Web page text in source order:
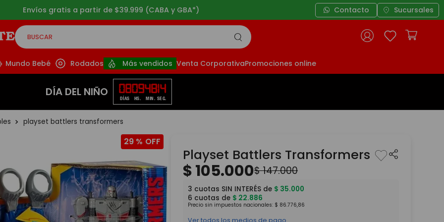
3 cuotas sin interés a partir de $49.999 Contacto Sucursales
BUSCAR
Mundo Bebé Rodados Más vendidos Venta CorporativaPromociones online
DÍA DEL NIÑO 08
DÍAS
09
HS.
48
MIN.
12
SEG.
playset battlers transformers
29 %
Playset Battlers Transformers
$105.000$147.000
3 cuotas SIN INTERÉS de $ 35.000
6 cuotas de $ 22.886
Precio sin impuestos nacionales: $ 86.776,86
Ver todos los medios de pago